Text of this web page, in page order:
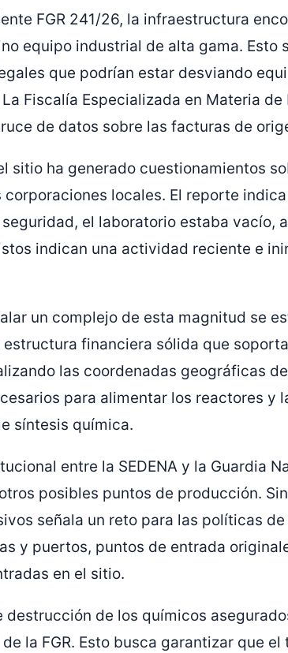
FGR 241/26, la infraestructura
equipo industrial de alta gama. Esto
que podrían estar desviando
Fiscalía Especializada en Materia
de datos sobre las facturas de
sitio ha generado cuestionamientos
locales. El reporte
el laboratorio estaba vacío,
indican una actividad reciente e
un complejo de esta magnitud se
financiera sólida que
las coordenadas geográficas
para alimentar los reactores y
síntesis química.
entre la SEDENA y la Guardia
posibles puntos de producción.
señala un reto para las políticas
y puertos, puntos de entrada
en el sitio.
destrucción de los químicos
la FGR. Esto busca garantizar que